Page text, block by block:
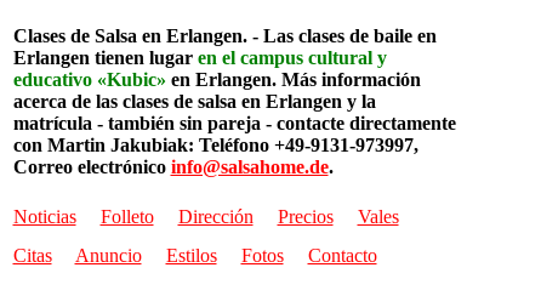
Clases de Salsa en Erlangen. - Las clases de baile en
Erlangen tienen lugar en el campus cultural y
educativo «Kubic» en Erlangen. Más información
acerca de las clases de salsa en Erlangen y la
matrícula - también sin pareja - contacte directamente
con Martin Jakubiak: Teléfono +49-9131-973997,
Correo electrónico info@salsahome.de.
Noticias Folleto Dirección Precios
Vales
Citas
Anuncio Estilos Fotos Contacto